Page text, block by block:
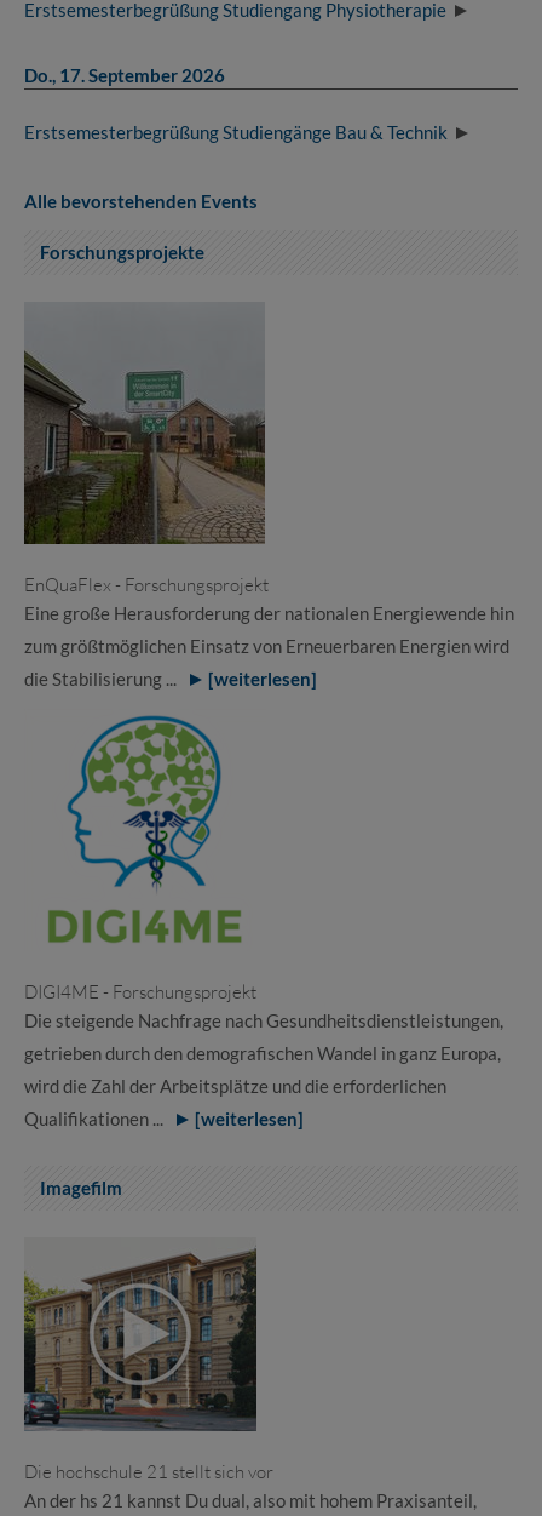
Erstsemesterbegrüßung Studiengang Physiotherapie
Do., 17. September 2026
Erstsemesterbegrüßung Studiengänge Bau & Technik
Alle bevorstehenden Events
Forschungsprojekte
EnQuaFlex - Forschungsprojekt
Eine große Herausforderung der nationalen Energiewende hin
zum größtmöglichen Einsatz von Erneuerbaren Energien wird
die Stabilisierung ...
[weiterlesen]
DIGI4ME - Forschungsprojekt
Die steigende Nachfrage nach Gesundheitsdienstleistungen,
getrieben durch den demografischen Wandel in ganz Europa,
wird die Zahl der Arbeitsplätze und die erforderlichen
Qualifikationen ...
[weiterlesen]
Imagefilm
Die hochschule 21 stellt sich vor
An der hs 21 kannst Du dual, also mit hohem Praxisanteil,